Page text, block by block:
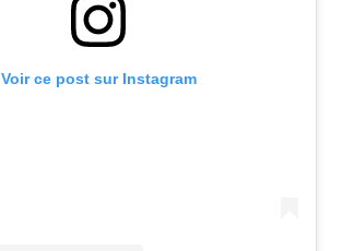
Voir ce post sur Instagram